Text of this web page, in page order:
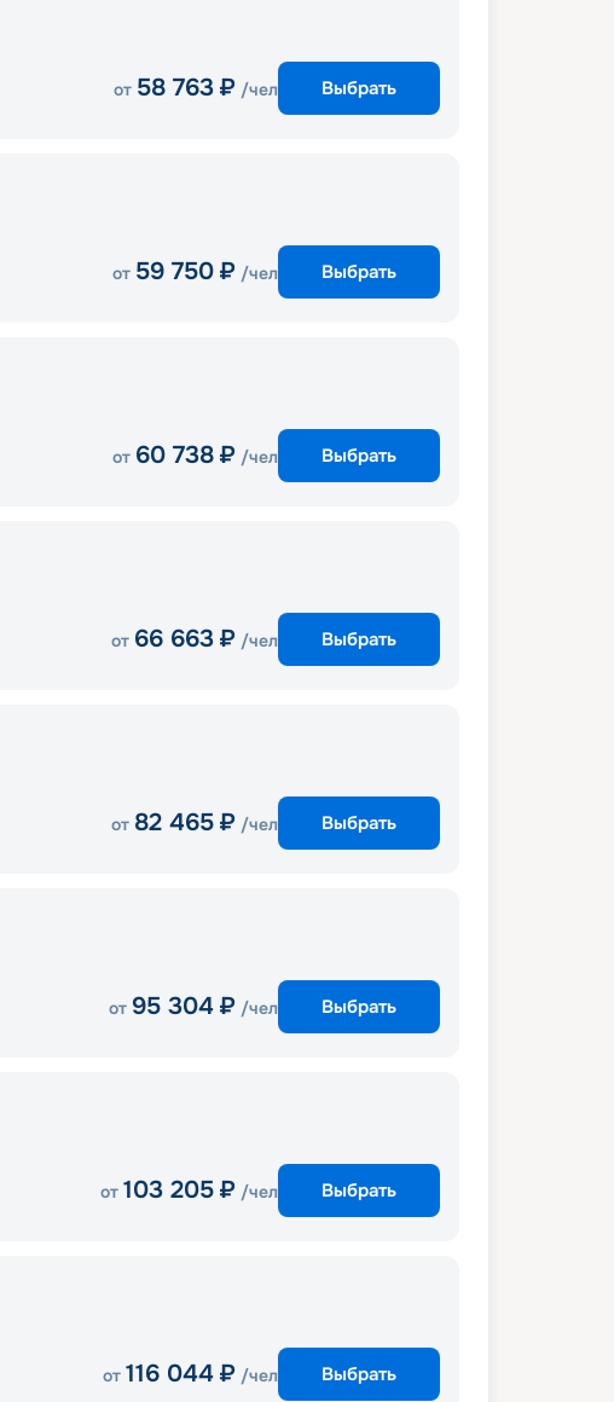
от 58 763 ₽ /чел Выбрать
от 59 750 ₽ /чел Выбрать
от 60 738 ₽ /чел Выбрать
от 66 663 ₽ /чел Выбрать
от 82 465 ₽ /чел Выбрать
от 95 304 ₽ /чел Выбрать
от 103 205 ₽ /чел Выбрать
от 116 044 ₽ /чел Выбрать